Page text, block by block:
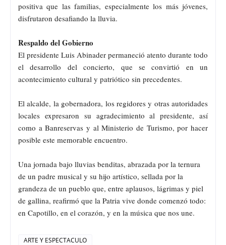
positiva que las familias, especialmente los más jóvenes,
disfrutaron desafiando la lluvia.
Respaldo del Gobierno
El presidente Luis Abinader permaneció atento durante todo
el desarrollo del concierto, que se convirtió en un
acontecimiento cultural y patriótico sin precedentes.
El alcalde, la gobernadora, los regidores y otras autoridades
locales expresaron su agradecimiento al presidente, así
como a Banreservas y al Ministerio de Turismo, por hacer
posible este memorable encuentro.
Una jornada bajo lluvias benditas, abrazada por la ternura
de un padre musical y su hijo artístico, sellada por la
grandeza de un pueblo que, entre aplausos, lágrimas y piel
de gallina, reafirmó que la Patria vive donde comenzó todo:
en Capotillo, en el corazón, y en la música que nos une.
ARTE Y ESPECTACULO